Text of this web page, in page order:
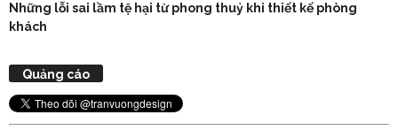
Những lỗi sai lầm tệ hại từ phong thuỷ khi thiết kế phòng
khách
Quảng cáo